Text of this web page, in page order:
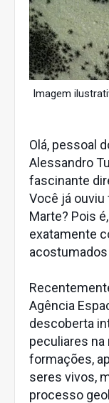
Imagem
Olá, pessoal
Alessandro
fascinante
Você já ouviu
Marte? Pois
exatamente
acostumados
Agência
descoberta
peculiares na
formações,
seres vivos,
processo